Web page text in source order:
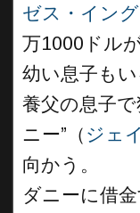
ゼス・イン
万1000ドル
幼い息子も
養父の息子
ニー”（ ジェ
向かう。
ダニーに借